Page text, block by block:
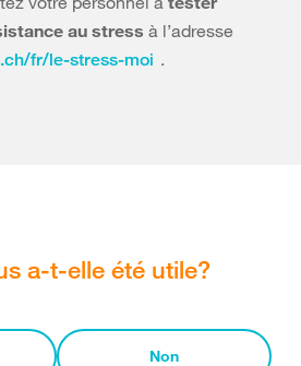
au stress à l’adresse
fr/le-stress-moi .
a-t-elle été utile?
Non